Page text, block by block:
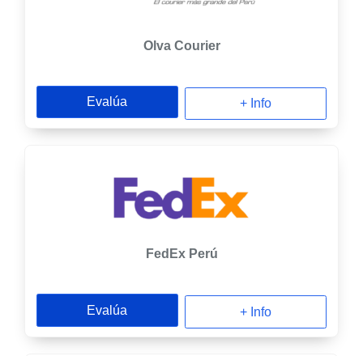
Olva Courier
Evalúa + Info
FedEx Perú
Evalúa + Info